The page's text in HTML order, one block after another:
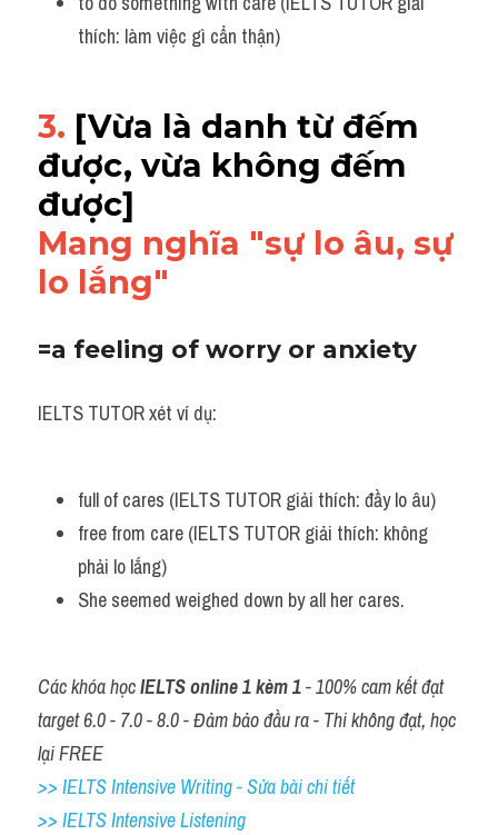
thích: làm việc gì cẩn thận)
3. [Vừa là danh từ đếm
được, vừa không đếm
được]
Mang nghĩa "sự lo âu, sự
lo lắng"
=a feeling of worry or anxiety
IELTS TUTOR xét ví dụ:
full of cares (IELTS TUTOR giải thích: đầy lo âu)
free from care (IELTS TUTOR giải thích: không
phải lo lắng)
She seemed weighed down by all her cares.
Các khóa học IELTS online 1 kèm 1 - 100% cam kết đạt
target 6.0 - 7.0 - 8.0 - Đảm bảo đầu ra - Thi không đạt, học
lại FREE
>> IELTS Intensive Writing - Sửa bài chi tiết
>> IELTS Intensive Listening